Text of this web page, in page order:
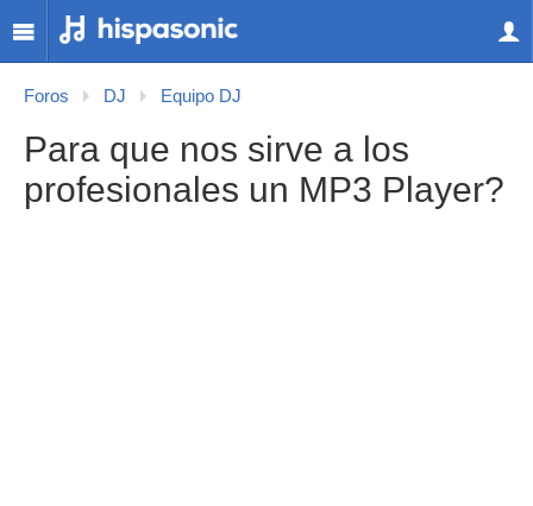
Foros DJ Equipo DJ
Para que nos sirve a los
profesionales un MP3 Player?